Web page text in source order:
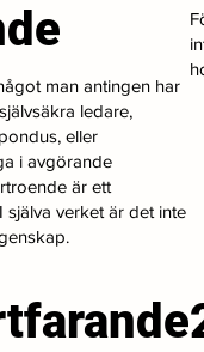
man antingen har
ledare,
eller
i avgörande
är ett
verket är det inte